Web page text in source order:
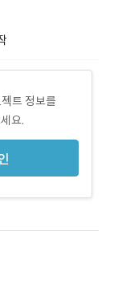
트 정보를
요.